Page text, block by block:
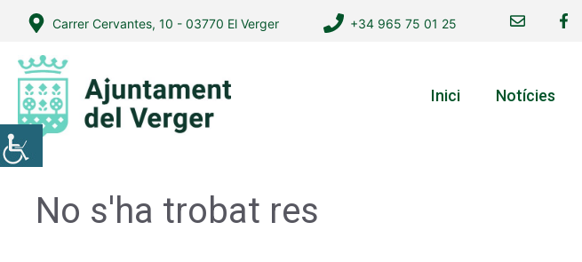
contingut
Carrer Cervantes, 10 - 03770 El Verger +34 965 75 01 25
Inici Notícies
No s'ha trobat res